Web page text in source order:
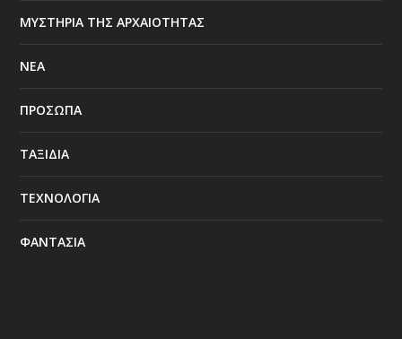
ΜΥΣΤΗΡΙΑ ΤΗΣ ΑΡΧΑΙΟΤΗΤΑΣ
ΝΕΑ
ΠΡΟΣΩΠΑ
ΤΑΞΙΔΙΑ
ΤΕΧΝΟΛΟΓΙΑ
ΦΑΝΤΑΣΙΑ